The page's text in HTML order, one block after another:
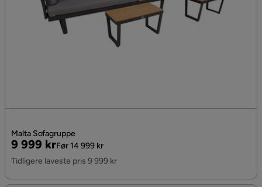
Malta Sofagruppe
Pris
9 999 kr
Original
Pris
Før 14 999 kr
Tidligere laveste pris 9 999 kr